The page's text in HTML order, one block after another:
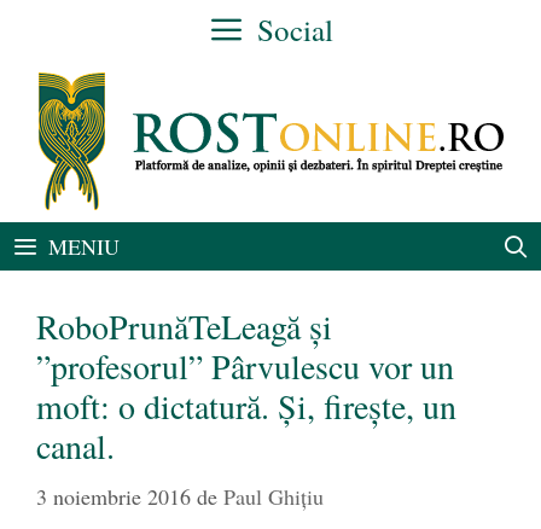
conținut
Social
MENIU
RoboPrunăTeLeagă şi
”profesorul” Pârvulescu vor un
moft: o dictatură. Şi, fireşte, un
canal.
3 noiembrie 2016 de Paul Ghițiu